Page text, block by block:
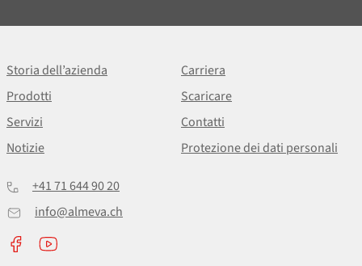
Storia dell’azienda
Carriera
Prodotti
Scaricare
Servizi
Contatti
Notizie
Protezione dei dati personali
+41 71 644 90 20
info@almeva.ch